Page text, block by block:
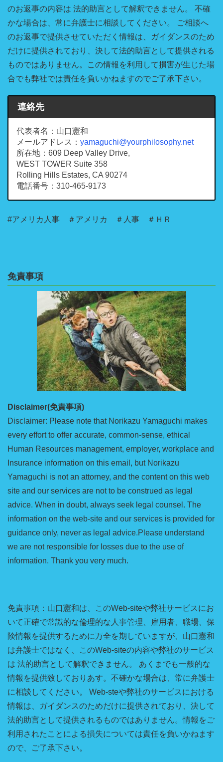
のお返事の内容は 法的助言として解釈できません。 不確
かな場合は、常に弁護士に相談してください。 ご相談へ
のお返事で提供させていただく情報は、ガイダンスのため
だけに提供されており、決して法的助言として提供される
ものではありません。この情報を利用して損害が生じた場
合でも弊社では責任を負いかねますのでご了承下さい。
連絡先
代表者名：山口憲和
メールアドレス： yamaguchi@yourphilosophy.net
所在地：609 Deep Valley Drive,
WEST TOWER Suite 358
Rolling Hills Estates, CA 90274
電話番号：310-465-9173
#アメリカ人事 ＃アメリカ ＃人事 ＃ＨＲ
免責事項
Disclaimer(免責事項)
Disclaimer: Please note that Norikazu Yamaguchi makes
every effort to offer accurate, common-sense, ethical
Human Resources management, employer, workplace and
Insurance information on this email, but Norikazu
Yamaguchi is not an attorney, and the content on this web
site and our services are not to be construed as legal
advice. When in doubt, always seek legal counsel. The
information on the web-site and our services is provided for
guidance only, never as legal advice.Please understand
we are not responsible for losses due to the use of
information. Thank you very much.
免責事項：山口憲和は、このWeb-siteや弊社サービスにお
いて正確で常識的な倫理的な人事管理、雇用者、職場、保
険情報を提供するために万全を期していますが、山口憲和
は弁護士ではなく、このWeb-siteの内容や弊社のサービス
は 法的助言として解釈できません。 あくまでも一般的な
情報を提供致しておりあす。不確かな場合は、常に弁護士
に相談してください。 Web-steや弊社のサービスにおける
情報は、ガイダンスのためだけに提供されており、決して
法的助言として提供されるものではありません。情報をご
利用されたことによる損失については責任を負いかねます
ので、ご了承下さい。